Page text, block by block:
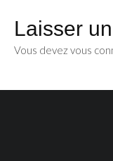
Laisser
Vous devez vous